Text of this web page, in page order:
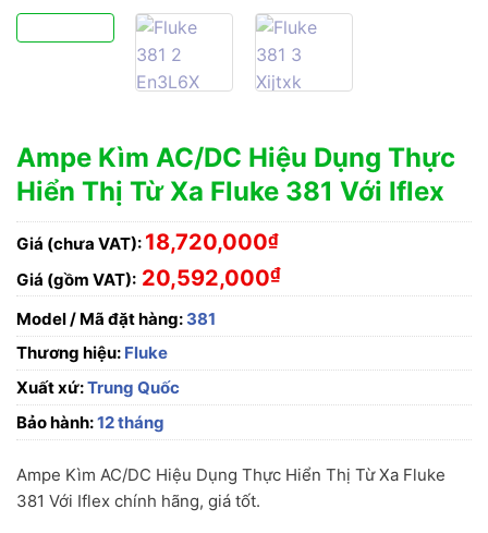
Ampe Kìm AC/DC Hiệu Dụng Thực
Hiển Thị Từ Xa Fluke 381 Với Iflex
Giá (chưa VAT): 18,720,000₫
Giá (gồm VAT): 20,592,000₫
Model / Mã đặt hàng: 381
Thương hiệu: Fluke
Xuất xứ:Trung Quốc
Bảo hành:12 tháng
Ampe Kìm AC/DC Hiệu Dụng Thực Hiển Thị Từ Xa Fluke
381 Với Iflex chính hãng, giá tốt.